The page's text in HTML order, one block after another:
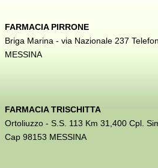
FARMACIA PIRRONE
Briga Marina - via Nazionale 237
MESSINA
FARMACIA TRISCHITTA
Ortoliuzzo - S.S. 113 Km 31,400 Cpl.
Cap 98153 MESSINA